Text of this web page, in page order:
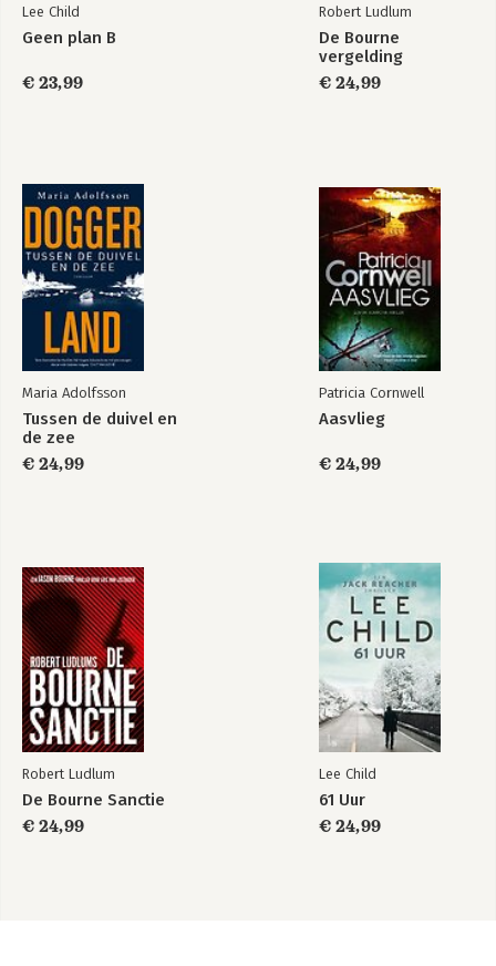
Bekijk alle boeken
Lee Child
Geen plan B
€ 23,99
Robert Ludlum
De Bourne
vergelding
€ 24,99
Maria Adolfsson
Tussen de duivel en
de zee
€ 24,99
Patricia Cornwell
Aasvlieg
€ 24,99
Robert Ludlum
De Bourne Sanctie
€ 24,99
Lee Child
61 Uur
€ 24,99